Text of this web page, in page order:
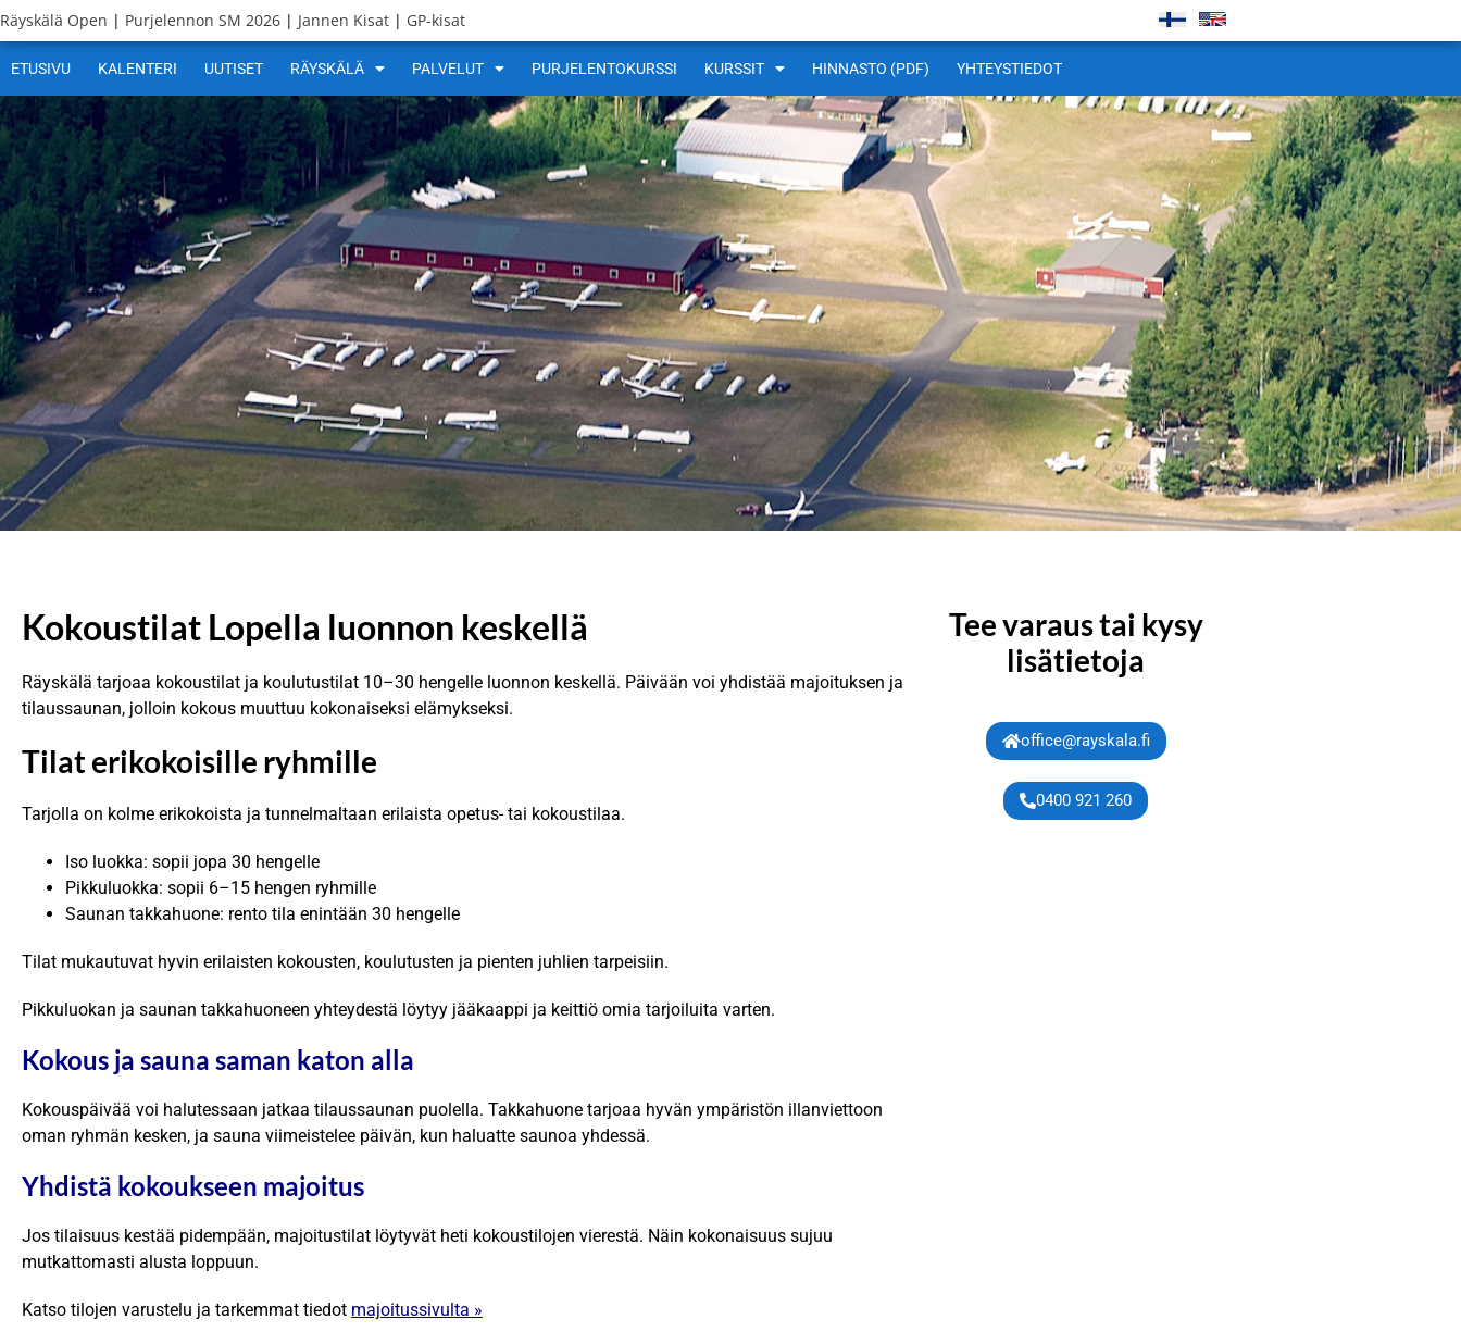
Räyskälä Open | Purjelennon SM 2026 | Jannen Kisat | GP-kisat
ETUSIVU KALENTERI UUTISET RÄYSKÄLÄ PALVELUT PURJELENTOKURSSI KURSSIT HINNASTO (PDF) YHTEYSTIEDOT
Kokoustilat Lopella luonnon keskellä
Räyskälä tarjoaa kokoustilat ja koulutustilat 10–30 hengelle luonnon keskellä. Päivään voi yhdistää majoituksen ja
tilaussaunan, jolloin kokous muuttuu kokonaiseksi elämykseksi.
Tilat erikokoisille ryhmille
Tarjolla on kolme erikokoista ja tunnelmaltaan erilaista opetus- tai kokoustilaa.
Iso luokka: sopii jopa 30 hengelle
Pikkuluokka: sopii 6–15 hengen ryhmille
Saunan takkahuone: rento tila enintään 30 hengelle
Tilat mukautuvat hyvin erilaisten kokousten, koulutusten ja pienten juhlien tarpeisiin.
Pikkuluokan ja saunan takkahuoneen yhteydestä löytyy jääkaappi ja keittiö omia tarjoiluita varten.
Kokous ja sauna saman katon alla
Kokouspäivää voi halutessaan jatkaa tilaussaunan puolella. Takkahuone tarjoaa hyvän ympäristön illanviettoon
oman ryhmän kesken, ja sauna viimeistelee päivän, kun haluatte saunoa yhdessä.
Yhdistä kokoukseen majoitus
Jos tilaisuus kestää pidempään, majoitustilat löytyvät heti kokoustilojen vierestä. Näin kokonaisuus sujuu
mutkattomasti alusta loppuun.
Katso tilojen varustelu ja tarkemmat tiedot majoitussivulta »
Tee varaus tai kysy
lisätietoja
office@rayskala.fi
0400 921 260